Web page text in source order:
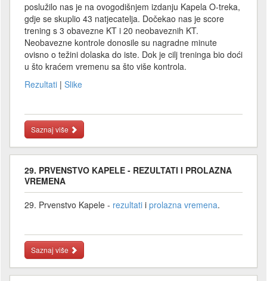
poslužilo nas je na ovogodišnjem izdanju Kapela O-treka,
gdje se skuplio 43 natjecatelja. Dočekao nas je score
trening s 3 obavezne KT i 20 neobaveznih KT.
Neobavezne kontrole donosile su nagradne minute
ovisno o težini dolaska do iste. Dok je cilj treninga bio doći
u što kraćem vremenu sa što više kontrola.
Rezultati | Slike
Saznaj više
29. PRVENSTVO KAPELE - REZULTATI I PROLAZNA
VREMENA
29. Prvenstvo Kapele - rezultati i prolazna vremena.
Saznaj više